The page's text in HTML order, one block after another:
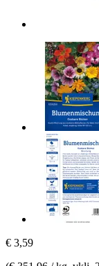
€ 3,59